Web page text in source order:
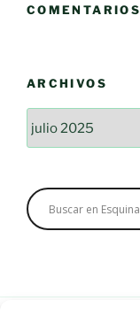
COMENTARIOS
ARCHIVOS